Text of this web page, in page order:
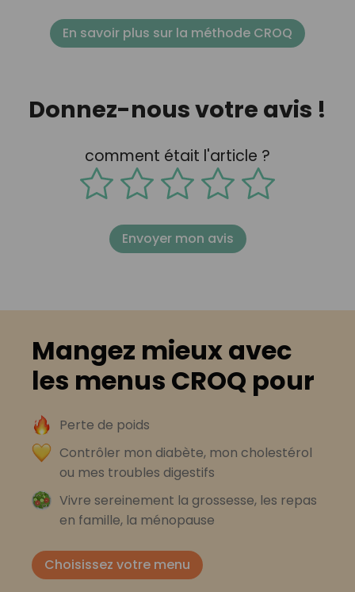
En savoir plus sur la méthode CROQ
Donnez-nous votre avis !
comment était l'article ?
Envoyer mon avis
Mangez mieux avec
les menus CROQ pour
Perte de poids
Contrôler mon diabète, mon cholestérol
ou mes troubles digestifs
Vivre sereinement la grossesse, les repas
en famille, la ménopause
Choisissez votre menu